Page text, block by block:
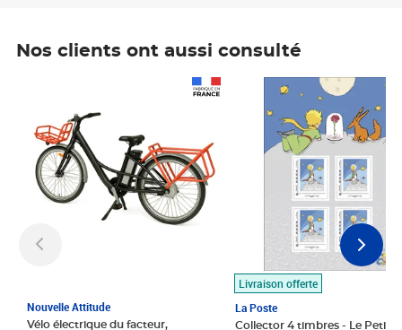
Nos clients ont aussi consulté
Nouvelle Attitude
Vélo électrique du facteur,
Livraison offerte
La Poste
Collector 4 timbres - Le Petit
Prix 7,50€